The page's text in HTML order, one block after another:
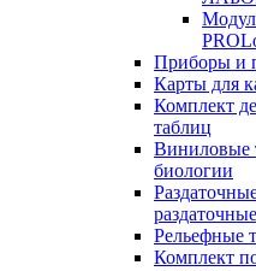
Приборы и
Карты для
Комплект
таблиц
Виниловые
биологии
Рельефные
Комплект